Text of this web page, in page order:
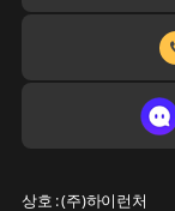
상호 : (주)하이런처